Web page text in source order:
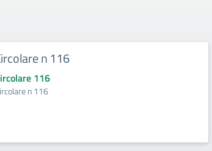
n 116
116
n 116